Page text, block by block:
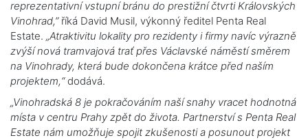
reprezentativní vstupní bránu do prestižní čtvrti Královských
Vinohrad,”říká David Musil, výkonný ředitel Penta Real
Estate. „Atraktivitu lokality pro rezidenty i firmy navíc výrazně
zvýší nová tramvajová trať přes Václavské náměstí směrem
na Vinohrady, která bude dokončena krátce před naším
projektem,“dodává.
„Vinohradská 8 je pokračováním naší snahy vracet hodnotná
místa v centru Prahy zpět do života. Partnerství s Penta Real
Estate nám umožňuje spojit zkušenosti a posunout projekt